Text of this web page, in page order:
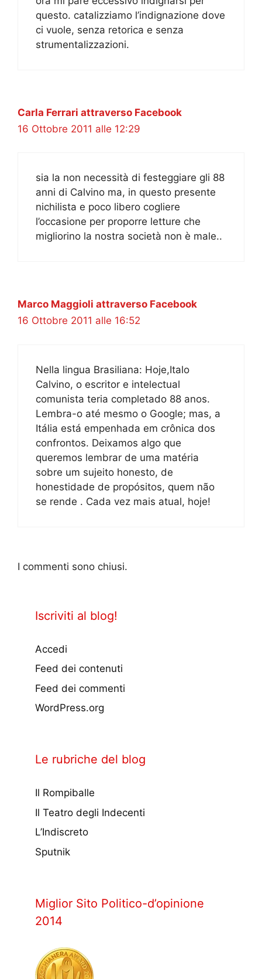
questo. catalizziamo l’indignazione dove
ci vuole, senza retorica e senza
strumentalizzazioni.
Carla Ferrari attraverso Facebook
16 Ottobre 2011 alle 12:29
sia la non necessità di festeggiare gli 88
anni di Calvino ma, in questo presente
nichilista e poco libero cogliere
l’occasione per proporre letture che
migliorino la nostra società non è male..
Marco Maggioli attraverso Facebook
16 Ottobre 2011 alle 16:52
Nella lingua Brasiliana: Hoje,Italo
Calvino, o escritor e intelectual
comunista teria completado 88 anos.
Lembra-o até mesmo o Google; mas, a
Itália está empenhada em crônica dos
confrontos. Deixamos algo que
queremos lembrar de uma matéria
sobre um sujeito honesto, de
honestidade de propósitos, quem não
se rende . Cada vez mais atual, hoje!
I commenti sono chiusi.
Iscriviti al blog!
Accedi
Feed dei contenuti
Feed dei commenti
WordPress.org
Le rubriche del blog
Il Rompiballe
Il Teatro degli Indecenti
L’Indiscreto
Sputnik
Miglior Sito Politico-d’opinione
2014